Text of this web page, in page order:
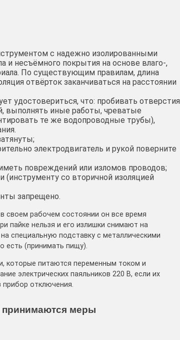
с надежно изолированными
и несъёмного покрытия на основе влаго-,
По существующим правилам, длина
отвёрток заканчиваться на расстоянии
удостовериться, что: пробивать отверстия
выполнять иные работы, чреватые
те же водопроводные трубы),
электродвигатель и рукой поверните
повреждений или изломов проводов;
со вторичной изоляцией
запрещено.
своем рабочем состоянии он все время
пайке нельзя и его излишки снимают на
специальную подставку с металлическими
есть (принимать пищу).
которые питаются переменным током и
электрических паяльников 220 В, если их
прибор отключения.
принимаются меры